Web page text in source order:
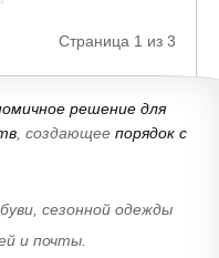
Страница 1 из 3
решение для
, создающее порядок с
сезонной одежды
и почты.